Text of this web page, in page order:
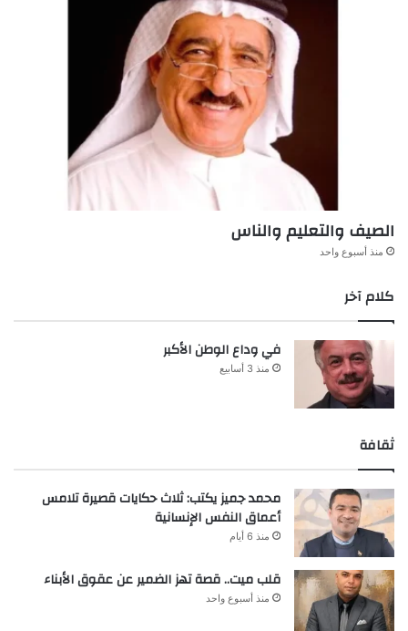
الصيف والتعليم والناس
منذ أسبوع واحد
كلام آخر
في وداع الوطن الأكبر
منذ 3 أسابيع
ثقافة
محمد جميز يكتب: ثلاث حكايات قصيرة تلامس
أعماق النفس الإنسانية
منذ 6 أيام
قلب ميت.. قصة تهز الضمير عن عقوق الأبناء
منذ أسبوع واحد